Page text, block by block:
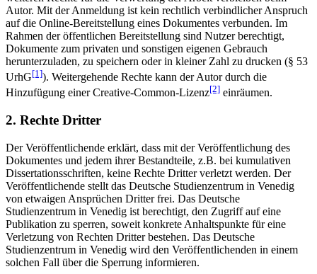
Autor. Mit der Anmeldung ist kein rechtlich verbindlicher Anspruch
auf die Online-Bereitstellung eines Dokumentes verbunden. Im
Rahmen der öffentlichen Bereitstellung sind Nutzer berechtigt,
Dokumente zum privaten und sonstigen eigenen Gebrauch
herunterzuladen, zu speichern oder in kleiner Zahl zu drucken (§ 53
UrhG[1]). Weitergehende Rechte kann der Autor durch die
Hinzufügung einer Creative-Common-Lizenz[2] einräumen.
2. Rechte Dritter
Der Veröffentlichende erklärt, dass mit der Veröffentlichung des
Dokumentes und jedem ihrer Bestandteile, z.B. bei kumulativen
Dissertationsschriften, keine Rechte Dritter verletzt werden. Der
Veröffentlichende stellt das Deutsche Studienzentrum in Venedig
von etwaigen Ansprüchen Dritter frei. Das Deutsche
Studienzentrum in Venedig ist berechtigt, den Zugriff auf eine
Publikation zu sperren, soweit konkrete Anhaltspunkte für eine
Verletzung von Rechten Dritter bestehen. Das Deutsche
Studienzentrum in Venedig wird den Veröffentlichenden in einem
solchen Fall über die Sperrung informieren.